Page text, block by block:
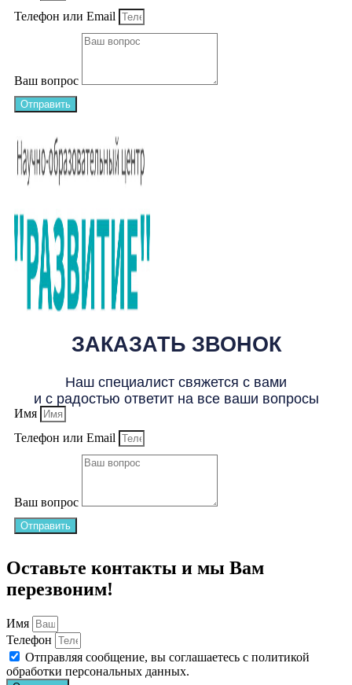
Телефон или Email
Ваш вопрос
Отправить
ЗАКАЗАТЬ ЗВОНОК
Наш специалист свяжется с вами
и с радостью ответит на все ваши вопросы
Имя
Телефон или Email
Ваш вопрос
Отправить
Оставьте контакты и мы Вам
перезвоним!
Имя
Телефон
Отправляя сообщение, вы соглашаетесь с политикой
обработки персональных данных.